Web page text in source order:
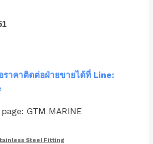
ราคาติดต่อฝ่ายขายได้ที่ Line:
GTM MARINE
Steel Fitting